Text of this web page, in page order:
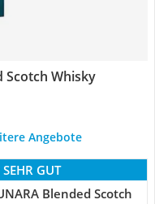
Scotch Whisky
Angebote
SEHR GUT
Blended Scotch